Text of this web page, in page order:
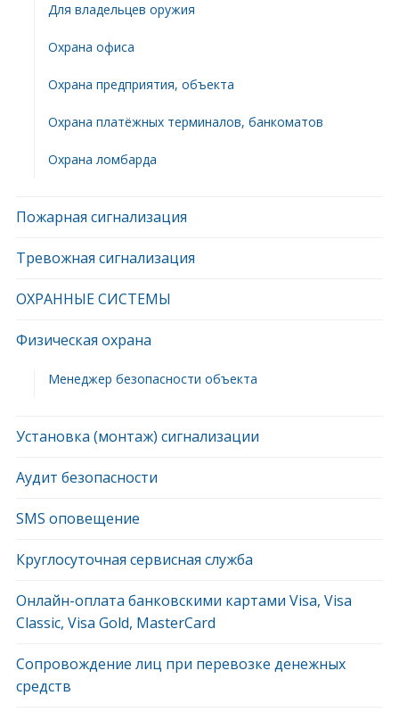
Для владельцев оружия
Охрана офиса
Охрана предприятия, объекта
Охрана платёжных терминалов, банкоматов
Охрана ломбарда
Пожарная сигнализация
Тревожная сигнализация
ОХРАННЫЕ СИСТЕМЫ
Физическая охрана
Менеджер безопасности объекта
Установка (монтаж) сигнализации
Аудит безопасности
SMS оповещение
Круглосуточная сервисная служба
Онлайн-оплата банковскими картами Visa, Visa
Classic, Visa Gold, MasterCard
Сопровождение лиц при перевозке денежных
средств